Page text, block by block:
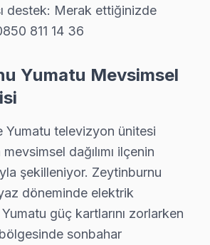
Yumatu televizyon onarımında orijinal
onarımını erken dönemde yaptırmak
gereken bir husus: Görüntü donması ya
tamir sürecinde yaşanabilecek
TV Servis Ücretleri
Yumatu TV tamirinde fiyat merakı
destek: Merak ettiğinizde
811 14 36
Yumatu Mevsimsel
Yumatu televizyon ünitesi
dağılımı ilçenin
şekilleniyor. Zeytinburnu
döneminde elektrik
güç kartlarını zorlarken
sonbahar